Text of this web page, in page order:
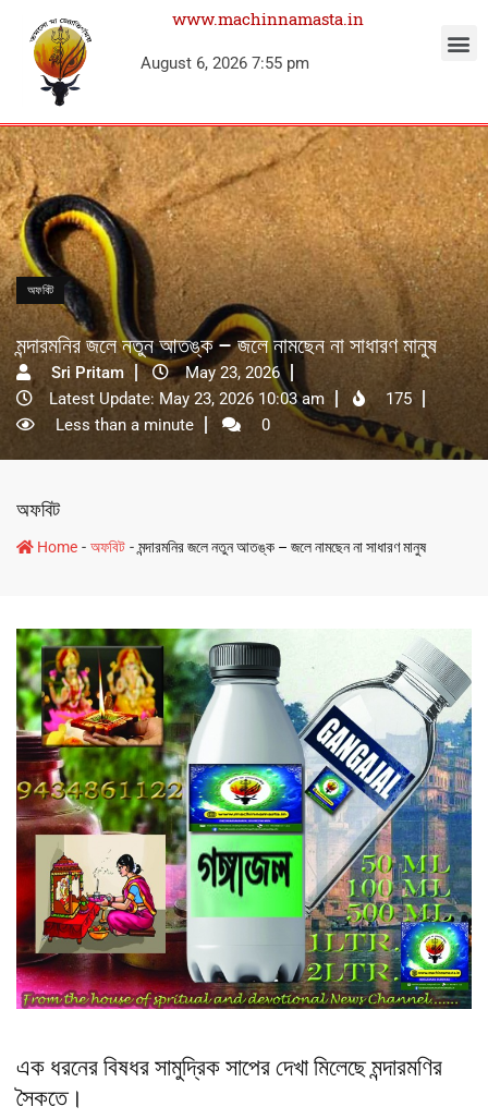
www.machinnamasta.in
August 6, 2026 7:55 pm
অফবিট
মন্দারমনির জলে নতুন আতঙ্ক – জলে নামছেন না সাধারণ মানুষ
Sri Pritam
May 23, 2026
Latest Update: May 23, 2026 10:03 am
175
Less than a minute
0
অফবিট
Home - অফবিট -মন্দারমনির জলে নতুন আতঙ্ক – জলে নামছেন না সাধারণ মানুষ
এক ধরনের বিষধর সামুদ্রিক সাপের দেখা মিলেছে মন্দারমণির
সৈকতে।